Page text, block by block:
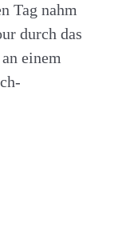
Tag nahm
durch das
einem